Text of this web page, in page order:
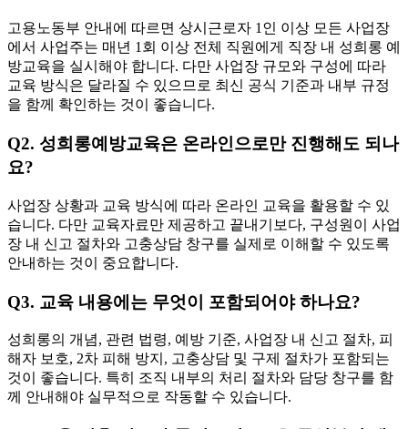
고용노동부 안내에 따르면 상시근로자 1인 이상 모든 사업장
에서 사업주는 매년 1회 이상 전체 직원에게 직장 내 성희롱 예
방교육을 실시해야 합니다. 다만 사업장 규모와 구성에 따라
교육 방식은 달라질 수 있으므로 최신 공식 기준과 내부 규정
을 함께 확인하는 것이 좋습니다.
Q2. 성희롱예방교육은 온라인으로만 진행해도 되나
요?
사업장 상황과 교육 방식에 따라 온라인 교육을 활용할 수 있
습니다. 다만 교육자료만 제공하고 끝내기보다, 구성원이 사업
장 내 신고 절차와 고충상담 창구를 실제로 이해할 수 있도록
안내하는 것이 중요합니다.
Q3. 교육 내용에는 무엇이 포함되어야 하나요?
성희롱의 개념, 관련 법령, 예방 기준, 사업장 내 신고 절차, 피
해자 보호, 2차 피해 방지, 고충상담 및 구제 절차가 포함되는
것이 좋습니다. 특히 조직 내부의 처리 절차와 담당 창구를 함
께 안내해야 실무적으로 작동할 수 있습니다.